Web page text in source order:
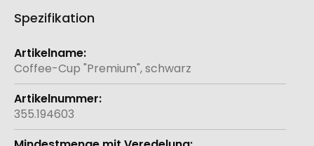
Spezifikation
Weitere
Informationen
Coffee-Cup "Premium", schwarz
355.194603